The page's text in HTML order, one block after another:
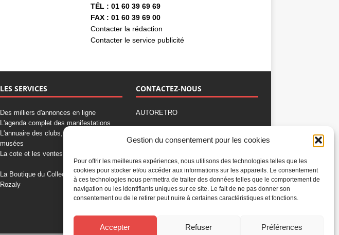
Gestion du consentement pour les cookies
Pour offrir les meilleures expériences, nous utilisons des technologies telles que les
cookies pour stocker et/ou accéder aux informations sur les appareils. Le consentement
à ces technologies nous permettra de traiter des données telles que le comportement de
navigation ou les identifiants uniques sur ce site. Le fait de ne pas donner son
consentement ou de le retirer peut nuire à certaines caractéristiques et fonctions.
Accepter Refuser Préférences
TÉL : 01 60 39 69 69
FAX : 01 60 39 69 00
Contacter la rédaction
Contacter le service publicité
LES SERVICES
Des milliers d'annonces en ligne
L'agenda complet des manifestations
L'annuaire des clubs, professionnels,
musées
La cote et les ventes aux enchères
La Boutique du Collectionneur
Rozaly
CONTACTEZ-NOUS
AUTORETRO
77309 Fontainebleau Cedex
Fax: 01 60 39 69 00
Nous contacter par email
Mentions légales
Gestion des cookies